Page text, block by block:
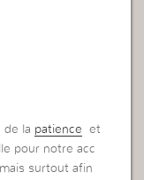
de la patience et
pour notre acc
surtout afin